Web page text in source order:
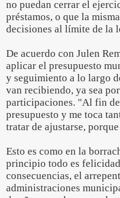
no puedan cerrar el
préstamos, o que la
decisiones al límite de la
De acuerdo con Julen
aplicar el presupuesto
y seguimiento a lo largo
van recibiendo, ya sea
participaciones. "Al fin de
presupuesto y me toca
tratar de ajustarse,
Esto es como en la
principio todo es
consecuencias, el
administraciones